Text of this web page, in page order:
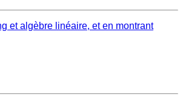
et algèbre linéaire, et en montrant